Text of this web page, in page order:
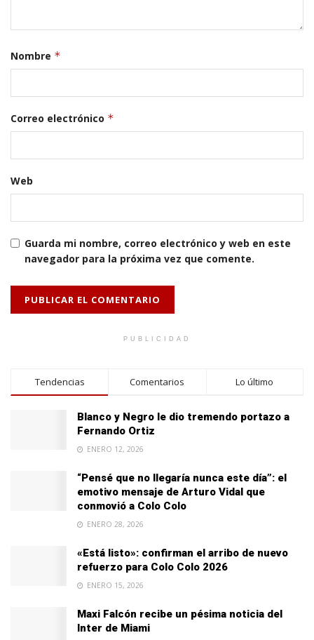
Nombre *
Correo electrónico *
Web
Guarda mi nombre, correo electrónico y web en este
navegador para la próxima vez que comente.
PUBLICIDAD
Tendencias Comentarios Lo último
Blanco y Negro le dio tremendo portazo a
Fernando Ortiz
ENERO 12, 2026
“Pensé que no llegaría nunca este día”: el
emotivo mensaje de Arturo Vidal que
conmovió a Colo Colo
ENERO 28, 2026
«Está listo»: confirman el arribo de nuevo
refuerzo para Colo Colo 2026
ENERO 15, 2026
Maxi Falcón recibe un pésima noticia del
Inter de Miami